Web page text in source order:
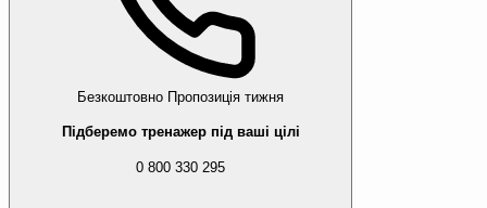
Безкоштовно Пропозиція тижня
Підберемо тренажер під ваші цілі
0 800 330 295